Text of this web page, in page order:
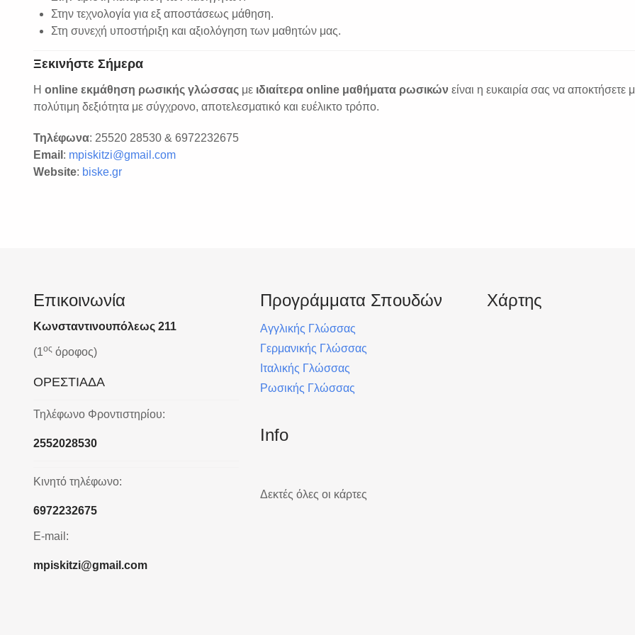
Στην τεχνολογία για εξ αποστάσεως μάθηση.
Στη συνεχή υποστήριξη και αξιολόγηση των μαθητών μας.
Ξεκινήστε Σήμερα
Η online εκμάθηση ρωσικής γλώσσας με ιδιαίτερα online μαθήματα ρωσικών είναι η ευκαιρία σας να αποκτήσετε
πολύτιμη δεξιότητα με σύγχρονο, αποτελεσματικό και ευέλικτο τρόπο.
Τηλέφωνα: 25520 28530 & 6972232675
Email : mpiskitzi@gmail.com
Website: biske.gr
Επικοινωνία
Κωνσταντινουπόλεως 211
(1ος όροφος)
ΟΡΕΣΤΙΑΔΑ
Τηλέφωνο Φροντιστηρίου:
2552028530
Κινητό τηλέφωνο:
6972232675
E-mail:
mpiskitzi@gmail.com
Προγράμματα Σπουδών
Αγγλικής Γλώσσας
Γερμανικής Γλώσσας
Ιταλικής Γλώσσας
Ρωσικής Γλώσσας
Info
Δεκτές όλες οι κάρτες
Χάρτης